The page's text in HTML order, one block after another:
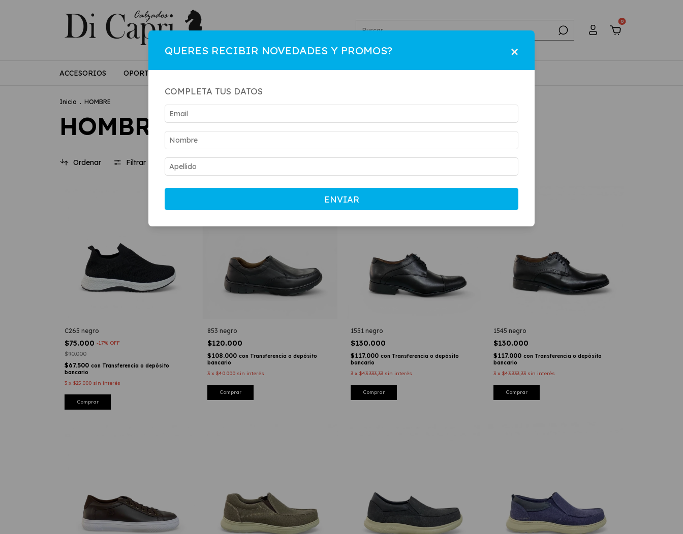
0
ACCESORIOS OPORTUNIDADES
Inicio . HOMBRE
HOMBRE
Ordenar Filtrar
C265 negro
$75.000 -17% OFF
$90.000
$67.500 con Transferencia o depósito
bancario
3 x $25.000 sin interés
Comprar
853 negro
$120.000
$108.000con Transferencia o depósito
bancario
3 x$40.000 sin interés
Comprar
1551 negro
$130.000
$117.000 con Transferencia o depósito
bancario
3 x $43.333,33 sin interés
Comprar
1545 negro
$130.000
$117.000 con Transferencia o depósito
bancario
3 x $43.333,33 sin interés
Comprar
QUERES RECIBIR NOVEDADES Y PROMOS? ×
COMPLETA TUS DATOS
ENVIAR